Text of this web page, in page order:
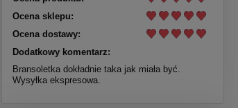
Ocena sklepu:
Ocena dostawy:
Dodatkowy komentarz:
Bransoletka dokładnie taka jak miała być.
Wysyłka ekspresowa.